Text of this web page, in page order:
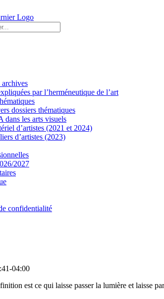
archives
par l’herméneutique de l’art
dossiers thématiques
dans les arts visuels
d’artistes (2021 et 2024)
d’artistes (2023)
2027
confidentialité
04:00
est ce qui laisse passer la lumière et laisse